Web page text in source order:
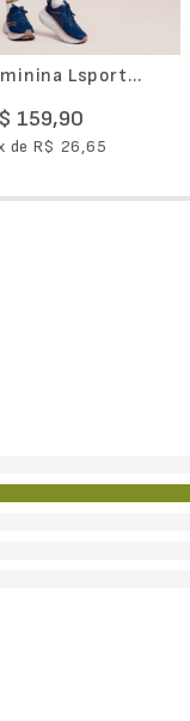
Lsport
159,90
de R$ 26,65